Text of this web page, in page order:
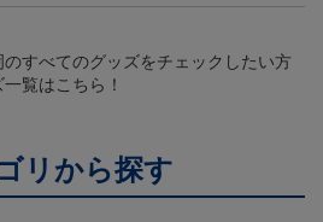
のすべてのグッズをチェックしたい方
覧はこちら！
リから探す